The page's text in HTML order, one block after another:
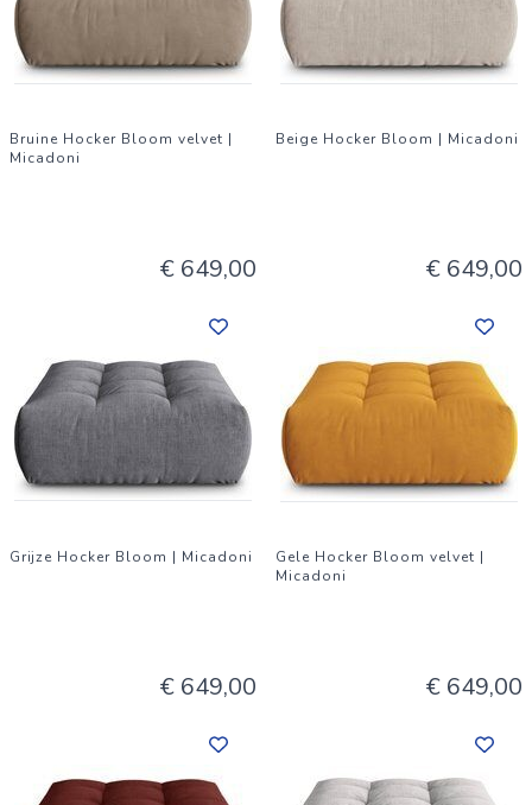
Bruine Hocker Bloom velvet |
Micadoni
€ 649,00
Beige Hocker Bloom | Micadoni
€ 649,00
Grijze Hocker Bloom | Micadoni
€ 649,00
Gele Hocker Bloom velvet |
Micadoni
€ 649,00